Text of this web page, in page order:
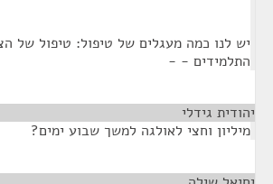
יש לנו כמה מעגלים של טיפול: טיפול של
התלמידים - -
יהודית גידלי
מיליון וחצי לאולגה למשך שבוע ימים?